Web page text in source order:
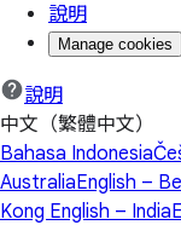
說明
Manage cookies
說明
中文（繁體中文）
Bahasa Indonesia
AustraliaEnglish –
Kong English – India